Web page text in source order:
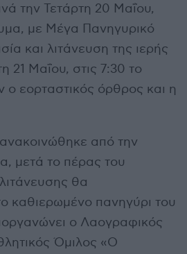
την Τετάρτη 20 Μαΐου,
με Μέγα Πανηγυρικό
και λιτάνευση της ιερής
21 Μαΐου, στις 7:30 το
ο εορταστικός όρθρος και η
από την
μετά το πέρας του
θα
καθιερωμένο πανηγύρι του
ο Λαογραφικός
Όμιλος «Ο